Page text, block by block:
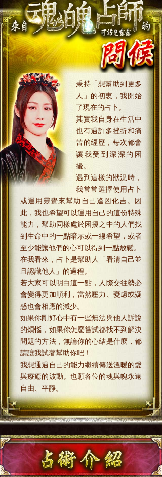
秉持「想幫助到更多
人」的初衷，我開始
了現在的占卜。
其實我自身在生活中
也有過許多挫折和痛
苦的經歷，每次都會
讓我受到深深的困
擾。
遇到這樣的狀況時，
我常常選擇使用占卜
或運用靈覺來幫助自己逢凶化吉。因
此，我也希望可以運用自己的這份特殊
能力，幫助同樣處於困擾之中的人們找
到生命中的一點暗示或一線希望，或者
至少能讓他們的心可以得到一點放鬆。
在我看來，占卜是幫助人「看清自己並
且認識他人」的過程。
若大家可以明白這一點，人際交往勢必
會變得更加順利，當然壓力、憂慮或疑
惑也會相應的減少。
如果你剛好心中有一些無法與他人訴說
的煩惱，如果你怎麼嘗試都找不到解決
問題的方法，無論你的心結是什麼，都
請讓我試著幫助你吧！
我想通過自己的能力繼續傳送溫暖的愛
與療癒的波動。也願各位的魂與魄永遠
自由、平靜。